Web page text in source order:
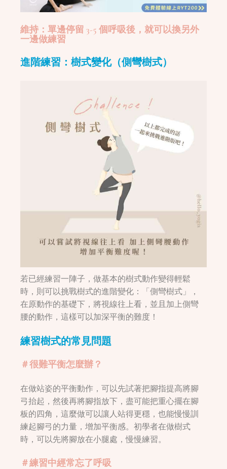
維持：單邊停留 3-5 個呼吸後，就可以換另外
一邊做練習
進階練習：樹式變化（側彎樹式）
若已經練習一陣子，做基本的樹式動作變得輕鬆
時，則可以挑戰樹式的進階變化：「側彎樹式」，
在原動作的基礎下，將視線往上看，並且加上側彎
腰的動作，這樣可以加深平衡的難度！
練習樹式的常見問題
＃很難平衡怎麼辦？
在做站姿的平衡動作，可以先試著把腳指提高將腳
弓抬起，然後再將腳指放下，盡可能把重心擺在腳
板的四角，這麼做可以讓人站得更穩，也能慢慢訓
練起腳弓的力量，增加平衡感。初學者在做樹式
時，可以先將腳放在小腿處，慢慢練習。
＃練習中經常忘了呼吸